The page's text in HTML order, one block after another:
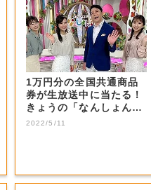
1万円分の全国共通商品
券が生放送中に当たる！
きょうの「なんしょん？
生電話クイズ」...
2022/5/11